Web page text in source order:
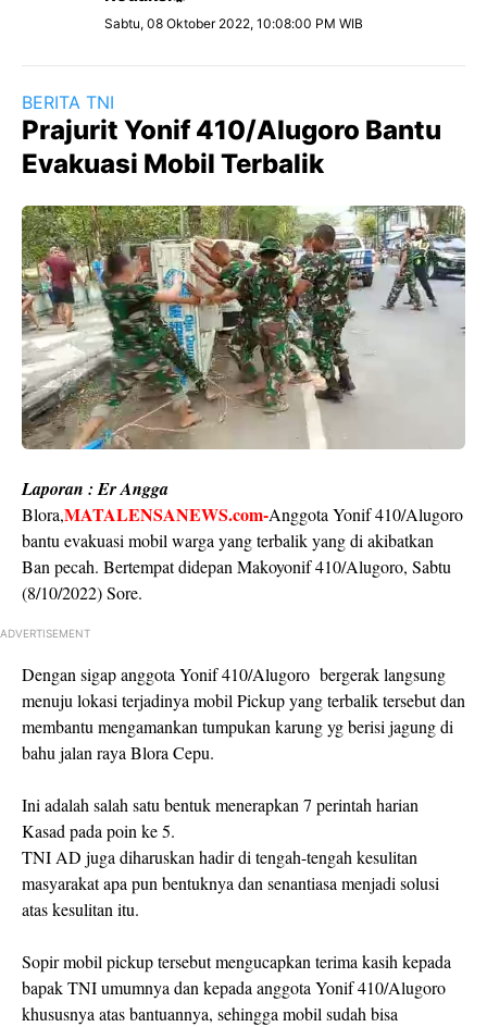
Sabtu, 08 Oktober 2022, 10:08:00 PM WIB
BERITA TNI
Prajurit Yonif 410/Alugoro Bantu
Evakuasi Mobil Terbalik
Laporan : Er Angga
Blora,MATALENSANEWS.com-Anggota Yonif 410/Alugoro
bantu evakuasi mobil warga yang terbalik yang di akibatkan
Ban pecah. Bertempat didepan Makoyonif 410/Alugoro, Sabtu
(8/10/2022) Sore.
ADVERTISEMENT
Dengan sigap anggota Yonif 410/Alugoro bergerak langsung
menuju lokasi terjadinya mobil Pickup yang terbalik tersebut dan
membantu mengamankan tumpukan karung yg berisi jagung di
bahu jalan raya Blora Cepu.
Ini adalah salah satu bentuk menerapkan 7 perintah harian
Kasad pada poin ke 5.
TNI AD juga diharuskan hadir di tengah-tengah kesulitan
masyarakat apa pun bentuknya dan senantiasa menjadi solusi
atas kesulitan itu.
Sopir mobil pickup tersebut mengucapkan terima kasih kepada
bapak TNI umumnya dan kepada anggota Yonif 410/Alugoro
khususnya atas bantuannya, sehingga mobil sudah bisa